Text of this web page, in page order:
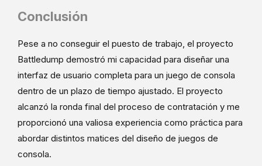
Conclusión
Pese a no conseguir el puesto de trabajo, el proyecto
Battledump demostró mi capacidad para diseñar una
interfaz de usuario completa para un juego de consola
dentro de un plazo de tiempo ajustado. El proyecto
alcanzó la ronda final del proceso de contratación y me
proporcionó una valiosa experiencia como práctica para
abordar distintos matices del diseño de juegos de
consola.